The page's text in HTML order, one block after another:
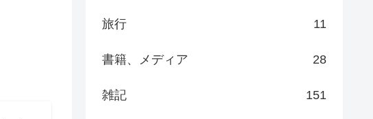
旅行 11
書籍、メディア 28
雑記 151